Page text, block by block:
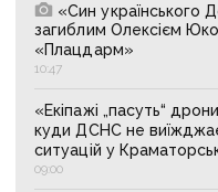
«Син українського
загиблим Олексієм
«Плацдарм»
10:47
«Екіпажі „пасуть“
куди ДСНС не виїжджає
ситуацій у
09:00